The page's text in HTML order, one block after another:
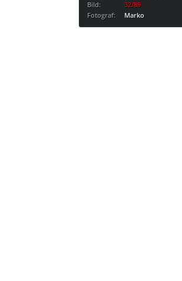
Bild:
32/89
Fotograf:
Marko